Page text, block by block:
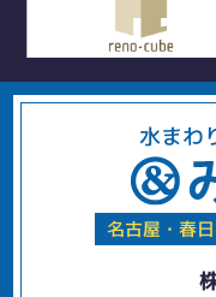
水まわ
名古屋・春